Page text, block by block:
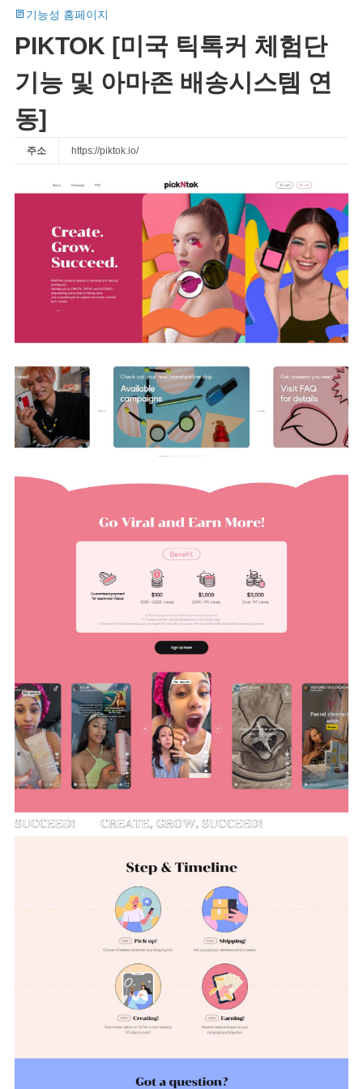
기능성 홈페이지
PIKTOK [미국 틱톡커 체험단
기능 및 아마존 배송시스템 연
동]
주소 https://piktok.io/